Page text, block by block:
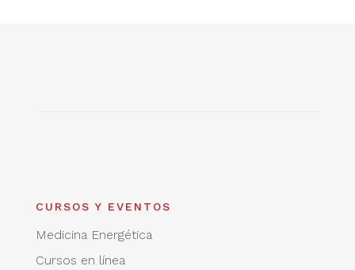
CURSOS Y EVENTOS
Medicina Energética
Cursos en línea